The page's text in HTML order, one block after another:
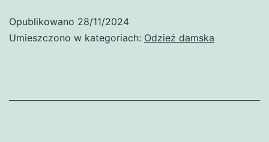
Opublikowano 28/11/2024
Umieszczono w kategoriach: Odzież damska